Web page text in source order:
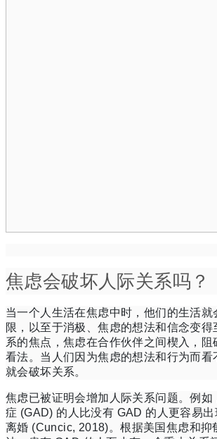
焦虑会破坏人际关系吗？
当一个人生活在焦虑中时，他们的生活就
限，以至于消极、焦虑的想法和信念变得
系的焦点，焦虑在合作伙伴之间楔入，阻
看法。 当人们因为焦虑的想法和行为而看
就会破坏关系。
焦虑已被证明会增加人际关系问题。例如
症 (GAD) 的人 比没有 GAD 的人更容易
离婚 (Cuncic, 2018)。根据美国焦虑和抑